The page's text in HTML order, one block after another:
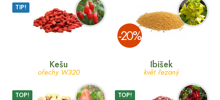
TIP!
­-20%
Kešu
ořechy W320
TOP!
Ibišek
květ řezaný
TOP!